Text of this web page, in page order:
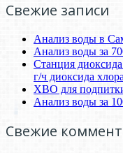
Свежие записи
Анализ воды в
Анализ воды за
Станция
г/ч диоксида
ХВО для
Анализ воды за
Свежие